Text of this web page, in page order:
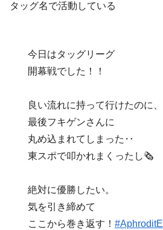
タッグ名で活動している
今日はタッグリーグ
開幕戦でした！！
良い流れに持って行けたのに、
最後フキゲンさんに
丸め込まれてしまった‥
東スポで叩かれまくったし🗞
絶対に優勝したい。
気を引き締めて
ここから巻き返す！ #AphroditE